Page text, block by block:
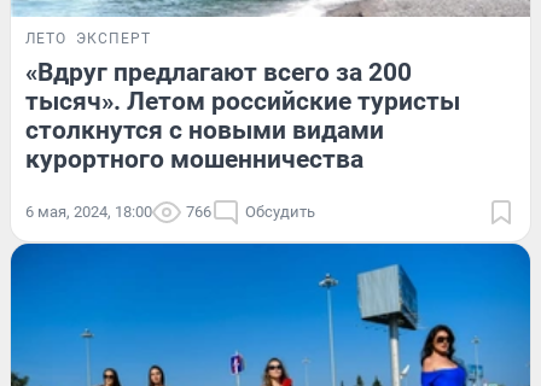
ЛЕТО ЭКСПЕРТ
«Вдруг предлагают всего за 200
тысяч». Летом российские туристы
столкнутся с новыми видами
курортного мошенничества
6 мая, 2024, 18:00 766 Обсудить